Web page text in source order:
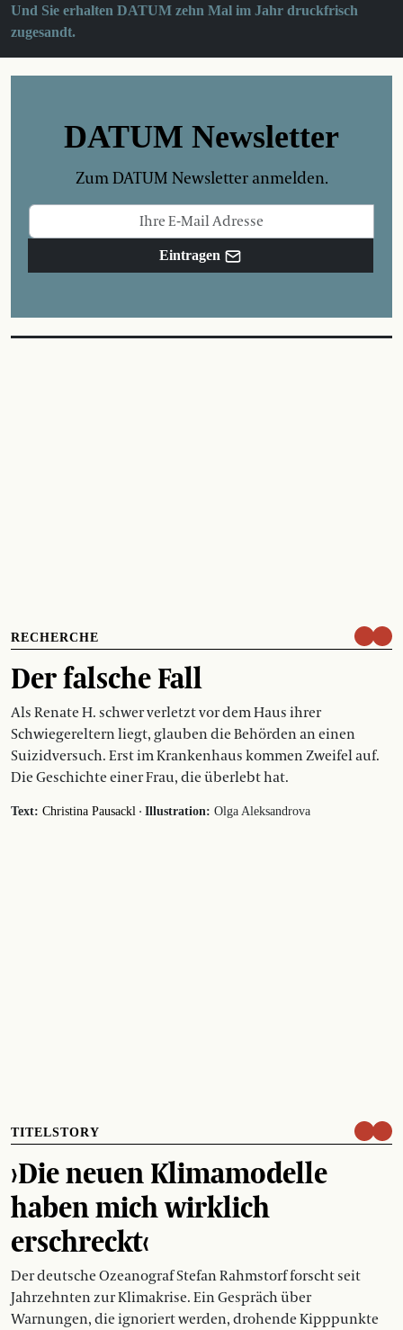
Und Sie erhalten DATUM zehn Mal im Jahr druckfrisch
zugesandt.
DATUM Newsletter
Zum DATUM Newsletter anmelden.
Eintragen
RECHERCHE
Der falsche Fall
Als Renate H. schwer verletzt vor dem Haus ihrer
Schwiegereltern liegt, glauben die Behörden an einen
Suizidversuch. Erst im Krankenhaus kommen Zweifel auf.
Die Geschichte einer Frau, die überlebt hat.
Text: Christina Pausackl · Illustration: Olga Aleksandrova
TITELSTORY
›Die neuen Klimamodelle
haben mich wirklich
erschreckt‹
Der deutsche Ozeanograf Stefan Rahmstorf forscht seit
Jahrzehnten zur Klimakrise. Ein Gespräch über
Warnungen, die ignoriert werden, drohende Kipppunkte